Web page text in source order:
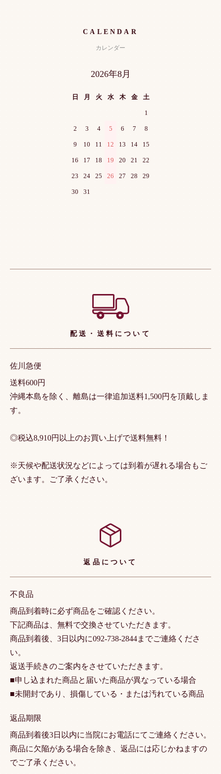
CALENDAR
カレンダー
2026年8月
日 月 火 水 木 金 土
1
2 3 4 5 6 7 8
9 10 11 12 13 14 15
16 17 18 19 20 21 22
23 24 25 26 27 28 29
30 31
配送・送料について
佐川急便
送料600円
沖縄本島を除く、離島は一律追加送料1,500円を頂戴しま
す。
◎税込8,910円以上のお買い上げで送料無料！
※天候や配送状況などによっては到着が遅れる場合もご
ざいます。ご了承ください。
返品について
不良品
商品到着時に必ず商品をご確認ください。
下記商品は、無料で交換させていただきます。
商品到着後、3日以内に092-738-2844までご連絡くださ
い。
返送手続きのご案内をさせていただきます。
■申し込まれた商品と届いた商品が異なっている場合
■未開封であり、損傷している・または汚れている商品
返品期限
商品到着後3日以内に当院にお電話にてご連絡ください。
商品に欠陥がある場合を除き、返品には応じかねますの
でご了承ください。